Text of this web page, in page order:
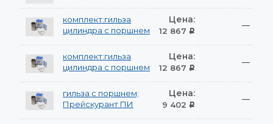
комплект:гильза
цилиндра с поршнем
Цена:
12 867 Р
—
комплект:гильза
цилиндра с поршнем
Цена:
12 867 Р
—
гильза с поршнем;
Прейскурант ПИ
Цена:
9 402 Р
—